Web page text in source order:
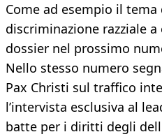
Come ad esempio il tema
discriminazione razziale
dossier nel prossimo
Nello stesso numero
Pax Christi sul traffico
l’intervista esclusiva al
batte per i diritti degli